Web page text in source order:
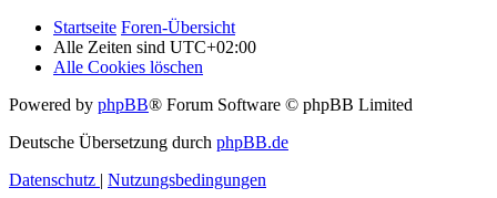
Startseite Foren-Übersicht
Alle Zeiten sind UTC+02:00
Alle Cookies löschen
Powered by phpBB® Forum Software © phpBB Limited
Deutsche Übersetzung durch phpBB.de
Datenschutz | Nutzungsbedingungen